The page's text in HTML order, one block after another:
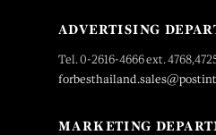
ADVERTISING
Tel. 0-2616-4666 ext.
MARKETING